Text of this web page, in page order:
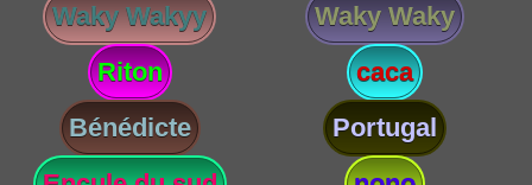
Waky Wakyy
Waky Waky
Riton
caca
Bénédicte
Portugal